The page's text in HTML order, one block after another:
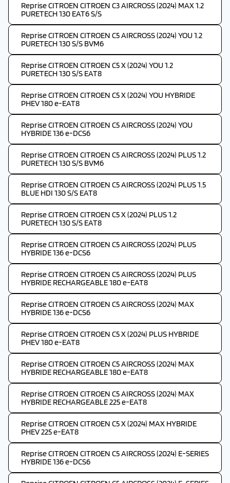
Reprise CITROEN CITROEN C3 AIRCROSS (2024) MAX 1.2
PURETECH 130 EAT6 S/S
Reprise CITROEN CITROEN C5 AIRCROSS (2024) YOU 1.2
PURETECH 130 S/S BVM6
Reprise CITROEN CITROEN C5 X (2024) YOU 1.2
PURETECH 130 S/S EAT8
Reprise CITROEN CITROEN C5 X (2024) YOU HYBRIDE
PHEV 180 e-EAT8
Reprise CITROEN CITROEN C5 AIRCROSS (2024) YOU
HYBRIDE 136 e-DCS6
Reprise CITROEN CITROEN C5 AIRCROSS (2024) PLUS 1.2
PURETECH 130 S/S BVM6
Reprise CITROEN CITROEN C5 AIRCROSS (2024) PLUS 1.5
BLUE HDI 130 S/S EAT8
Reprise CITROEN CITROEN C5 X (2024) PLUS 1.2
PURETECH 130 S/S EAT8
Reprise CITROEN CITROEN C5 AIRCROSS (2024) PLUS
HYBRIDE 136 e-DCS6
Reprise CITROEN CITROEN C5 AIRCROSS (2024) PLUS
HYBRIDE RECHARGEABLE 180 e-EAT8
Reprise CITROEN CITROEN C5 AIRCROSS (2024) MAX
HYBRIDE 136 e-DCS6
Reprise CITROEN CITROEN C5 X (2024) PLUS HYBRIDE
PHEV 180 e-EAT8
Reprise CITROEN CITROEN C5 AIRCROSS (2024) MAX
HYBRIDE RECHARGEABLE 180 e-EAT8
Reprise CITROEN CITROEN C5 AIRCROSS (2024) MAX
HYBRIDE RECHARGEABLE 225 e-EAT8
Reprise CITROEN CITROEN C5 X (2024) MAX HYBRIDE
PHEV 225 e-EAT8
Reprise CITROEN CITROEN C5 AIRCROSS (2024) E-SERIES
HYBRIDE 136 e-DCS6